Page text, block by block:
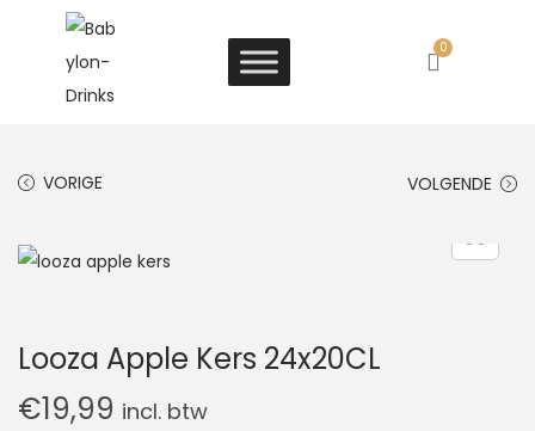
0
VORIGE VOLGENDE
Looza Apple Kers 24x20CL
€19,99 incl. btw